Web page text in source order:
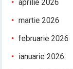
aprilie 2026
martie 2026
februarie 2026
ianuarie 2026